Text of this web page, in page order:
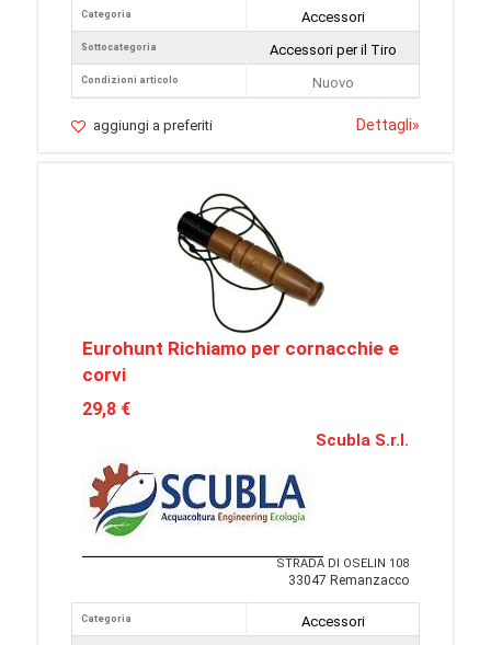
Categoria
Sottocategoria
Condizioni articolo
Accessori
Accessori per il Tiro
Nuovo
aggiungi a preferiti Dettagli»
Eurohunt Richiamo per cornacchie e
corvi
29,8 €
Scubla S.r.l.
STRADA DI OSELIN 108
33047 Remanzacco
Categoria
Accessori